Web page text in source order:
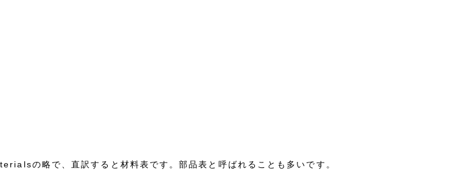
の略で、直訳すると材料表です。部品表と呼ばれることも多いです。